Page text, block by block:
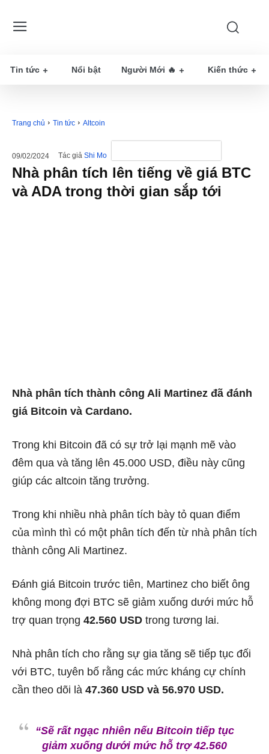
Tin tức Nổi bật Người Mới 🔥 Kiến thức
Trang chủ Tin tức Altcoin
09/02/2024 Tác giả Shi Mo
Nhà phân tích lên tiếng về giá BTC
và ADA trong thời gian sắp tới
Nhà phân tích thành công Ali Martinez đã đánh
giá Bitcoin và Cardano.
Trong khi Bitcoin đã có sự trở lại mạnh mẽ vào
đêm qua và tăng lên 45.000 USD, điều này cũng
giúp các altcoin tăng trưởng.
Trong khi nhiều nhà phân tích bày tỏ quan điểm
của mình thì có một phân tích đến từ nhà phân tích
thành công Ali Martinez.
Đánh giá Bitcoin trước tiên, Martinez cho biết ông
không mong đợi BTC sẽ giảm xuống dưới mức hỗ
trợ quan trọng 42.560 USD trong tương lai.
Nhà phân tích cho rằng sự gia tăng sẽ tiếp tục đối
với BTC, tuyên bố rằng các mức kháng cự chính
cần theo dõi là 47.360 USD và 56.970 USD.
“Sẽ rất ngạc nhiên nếu Bitcoin tiếp tục
giảm xuống dưới mức hỗ trợ 42.560